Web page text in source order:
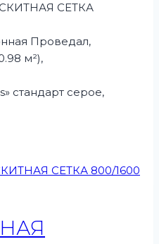
СЕТКА
Проведал,
м²),
стандарт серое,